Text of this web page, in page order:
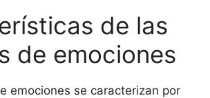
de las
de emociones
emociones se caracterizan por